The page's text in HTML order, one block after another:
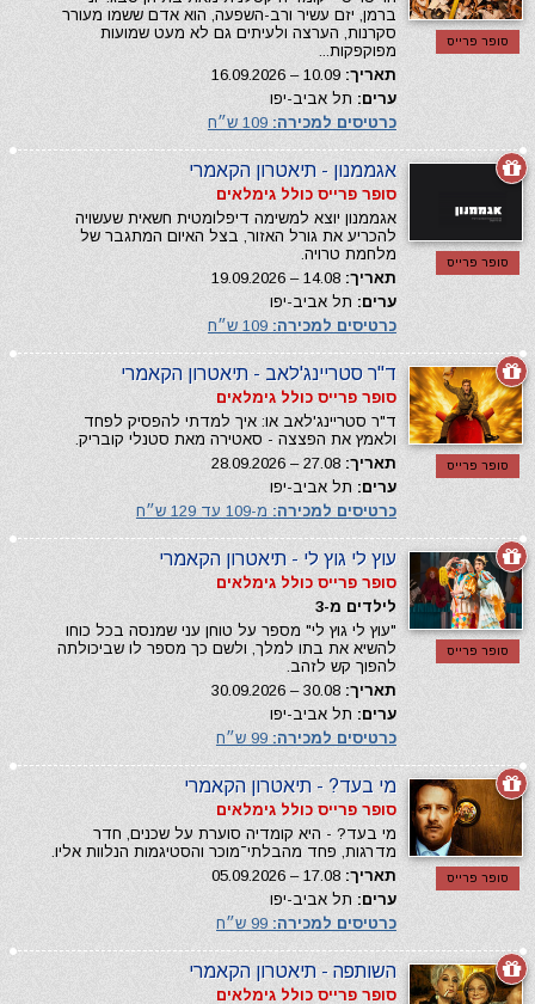
סופר פרייס
ברמן, יזם עשיר ורב-השפעה, הוא אדם ששמו מעורר
סקרנות, הערצה ולעיתים גם לא מעט שמועות
מפוקפקות...
תאריך:
ערים: תל אביב-יפו
כרטיסים למכירה:
סופר פרייס
אגממנון - תיאטרון הקאמרי
סופר פרייס כולל גימלאים
אגממנון יוצא למשימה דיפלומטית חשאית שעשויה
להכריע את גורל האזור, בצל האיום המתגבר של
מלחמת טרויה.
תאריך:
ערים: תל אביב-יפו
כרטיסים למכירה:
סופר פרייס
ד"ר סטריינג'לאב - תיאטרון הקאמרי
סופר פרייס כולל גימלאים
ד"ר סטריינג'לאב או: איך למדתי להפסיק לפחד
ולאמץ את הפצצה - סאטירה מאת סטנלי קובריק.
תאריך:
ערים: תל אביב-יפו
כרטיסים למכירה: מ-109 עד 129 ש״ח
סופר פרייס
עוץ לי גוץ לי - תיאטרון הקאמרי
סופר פרייס כולל גימלאים
לילדים מ-3
"עוץ לי גוץ לי" מספר על טוחן עני שמנסה בכל כוחו
להשיא את בתו למלך, ולשם כך מספר לו שביכולתה
להפוך קש לזהב.
תאריך:
ערים: תל אביב-יפו
כרטיסים למכירה:
סופר פרייס
מי בעד? - תיאטרון הקאמרי
סופר פרייס כולל גימלאים
מי בעד? - היא קומדיה סוערת על שכנים, חדר
מדרגות, פחד מהבלתי־מוכר והסטיגמות הנלוות אליו.
תאריך:
ערים: תל אביב-יפו
כרטיסים למכירה:
השותפה - תיאטרון הקאמרי
סופר פרייס כולל גימלאים